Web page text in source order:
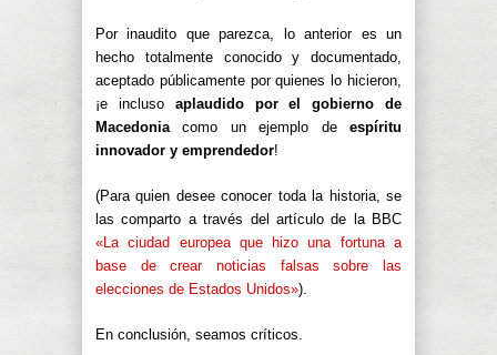
Por inaudito que parezca, lo anterior es un
hecho totalmente conocido y documentado,
aceptado públicamente por quienes lo hicieron,
¡e incluso aplaudido por el gobierno de
Macedoniacomo un ejemplo deespíritu
innovador y emprendedor!
(Para quien desee conocer toda la historia, se
las comparto a través del artículo de la BBC
«La ciudad europea que hizo una fortuna a
base de crear noticias falsas sobre las
elecciones de Estados Unidos»).
En conclusión, seamos críticos.